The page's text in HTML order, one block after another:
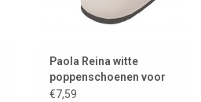
Paola Reina witte
poppenschoenen voor
Amigas poppen
€7,59